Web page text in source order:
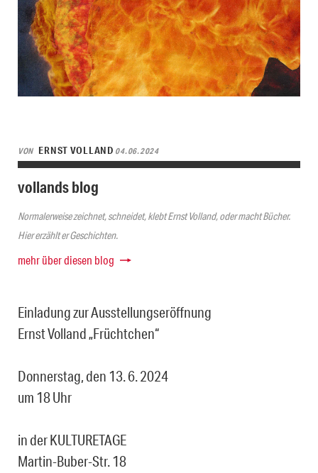
VON ERNST VOLLAND 04.06.2024
vollands blog
Normalerweise zeichnet, schneidet, klebt Ernst Volland, oder macht Bücher.
Hier erzählt er Geschichten.
mehr über diesen blog
Einladung zur Ausstellungseröffnung
Ernst Volland „Früchtchen“
Donnerstag, den 13. 6. 2024
um 18 Uhr
in der KULTURETAGE
Martin-Buber-Str. 18